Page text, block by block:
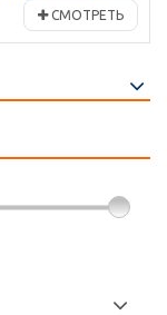
СМОТРЕТЬ